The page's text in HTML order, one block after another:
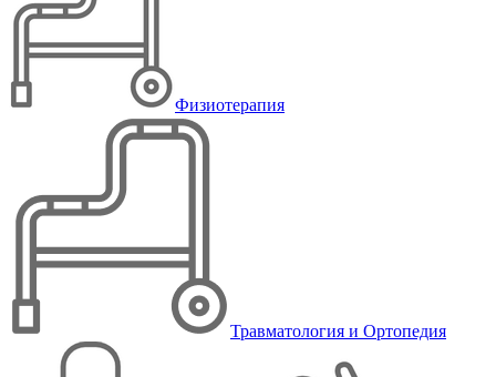
Физиотерапия
Травматология и Ортопедия